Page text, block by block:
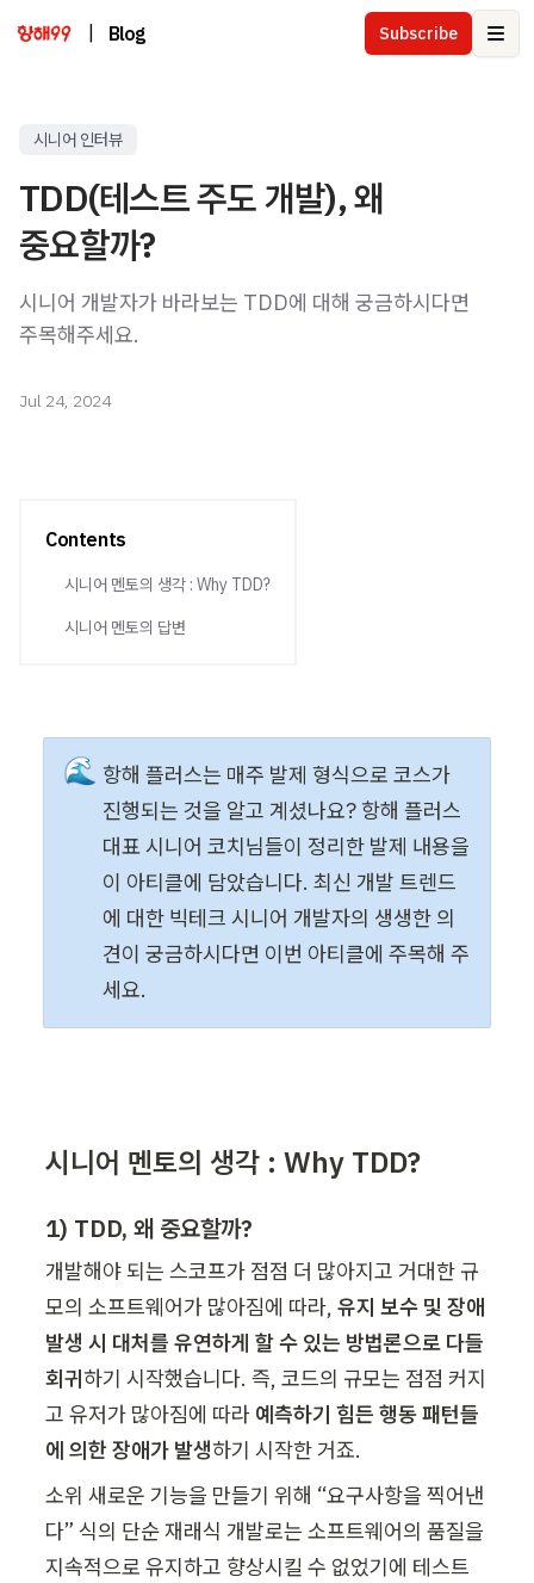
Blog Subscribe
시니어 인터뷰
TDD(테스트 주도 개발), 왜
중요할까?
시니어 개발자가 바라보는 TDD에 대해 궁금하시다면
주목해주세요.
Jul 24, 2024
Contents
시니어 멘토의 생각 : Why TDD?
시니어 멘토의 답변
🌊 항해 플러스는 매주 발제 형식으로 코스가
진행되는 것을 알고 계셨나요? 항해 플러스
대표 시니어 코치님들이 정리한 발제 내용을
이 아티클에 담았습니다. 최신 개발 트렌드
에 대한 빅테크 시니어 개발자의 생생한 의
견이 궁금하시다면 이번 아티클에 주목해 주
세요.
시니어 멘토의 생각 : Why TDD?
1) TDD, 왜 중요할까?
개발해야 되는 스코프가 점점 더 많아지고 거대한 규
모의 소프트웨어가 많아짐에 따라, 유지 보수 및 장애
발생 시 대처를 유연하게 할 수 있는 방법론으로 다들
회귀하기 시작했습니다. 즉, 코드의 규모는 점점 커지
고 유저가 많아짐에 따라 예측하기 힘든 행동 패턴들
에 의한 장애가 발생하기 시작한 거죠.
소위 새로운 기능을 만들기 위해 “요구사항을 찍어낸
다” 식의 단순 재래식 개발로는 소프트웨어의 품질을
지속적으로 유지하고 향상시킬 수 없었기에 테스트